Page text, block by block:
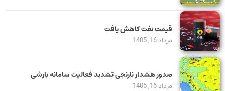
قیمت نفت کاهش یافت
مرداد 16, 1405
صدور هشدار نارنجی تشدید فعالیت سامانه بارشی
مرداد 16, 1405